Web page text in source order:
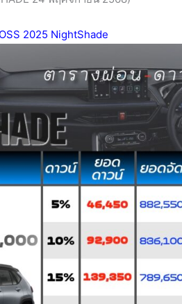
2025 NightShade